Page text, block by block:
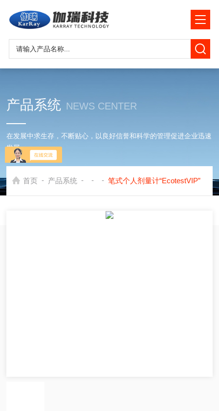
产品系统 NEWS CENTER
在发展中求生存，不断贴心，以良好信誉和科学的管理促进企业迅速
发展
首页 - 产品系统 - - - 笔式个人剂量计“EcotestVIP”